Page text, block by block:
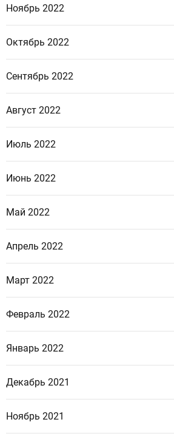
Ноябрь 2022
Октябрь 2022
Сентябрь 2022
Август 2022
Июль 2022
Июнь 2022
Май 2022
Апрель 2022
Март 2022
Февраль 2022
Январь 2022
Декабрь 2021
Ноябрь 2021